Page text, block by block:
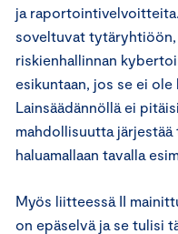
ja
soveltuvat tytäryhtiöön,
riskienhallinnan
esikuntaan, jos se ei ole
Lainsäädännöllä ei
mahdollisuutta
haluamallaan tavalla
Myös liitteessä II
on epäselvä ja se tulisi